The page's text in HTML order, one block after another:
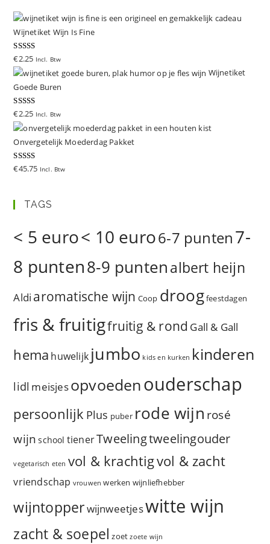
Wijnetiket Wijn Is Fine
Gewaardeer
d5.00uit 5
€2.25 Incl. Btw
Wijnetiket
Goede Buren
Gewaardeer
d5.00 uit 5
€2.25 Incl. Btw
Onvergetelijk Moederdag Pakket
Gewaardeer
€45.75 Incl. Btw
TAGS
< 5 euro< 10 euro6-7 punten7-
8 punten8-9 puntenalbert heijn
Aldi aromatische wijn Coop droogfeestdagen
fris & fruitigfruitig & rond Gall & Gall
hema huwelijk jumbo kids en kurken kinderen
lidl meisjesopvoedenouderschap
persoonlijk Plus puber rode wijn rosé
wijn school tienerTweelingtweelingouder
vegetarisch eten vol & krachtigvol & zacht
vriendschap vrouwen werken wijnliefhebber
wijntopperwijnweetjeswitte wijn
zacht & soepel zoet zoete wijn